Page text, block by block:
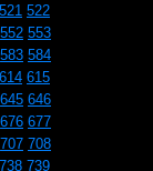
521 522
552 553
583 584
614 615
645 646
676 677
707 708
738 739